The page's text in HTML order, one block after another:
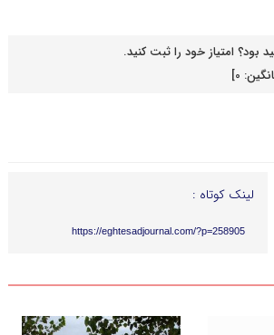
بود؟ امتیاز خود را ثبت کنید.
0
]
لینک کوتاه :
https://eghtesadjournal.com/?p=258905